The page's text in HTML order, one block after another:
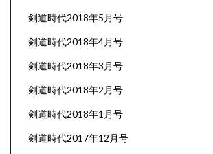
剣道時代2018年5月号
剣道時代2018年4月号
剣道時代2018年3月号
剣道時代2018年2月号
剣道時代2018年1月号
剣道時代2017年12月号